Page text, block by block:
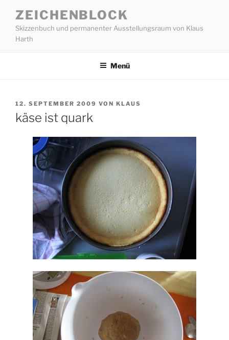
Inhalt
springen
ZEICHENBLOCK
Skizzenbuch und permanenter Ausstellungsraum von Klaus
Harth
Menü
VERÖFFENTLICHT
AM
12. SEPTEMBER 2009 VON KLAUS
käse ist quark